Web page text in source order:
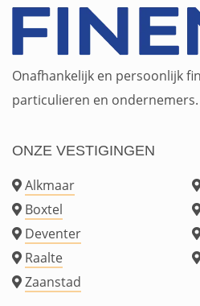
Onafhankelijk en persoonlijk
particulieren en ondernemers.
ONZE VESTIGINGEN
Alkmaar
Boxtel
Deventer
Raalte
Zaanstad